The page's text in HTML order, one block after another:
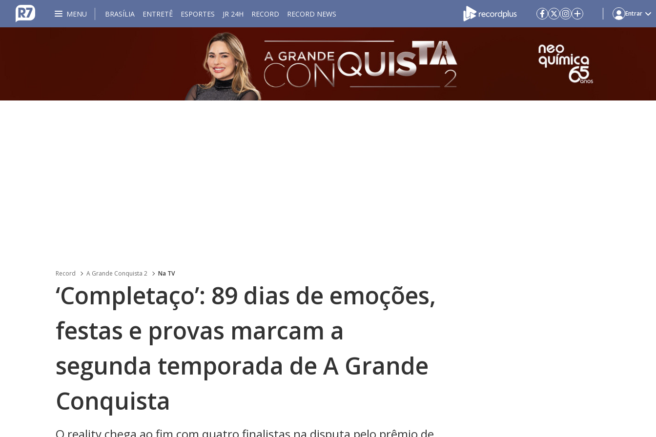
MENU BRASÍLIA ENTRETÊ ESPORTES JR 24H RECORD RECORD NEWS Entrar
Record A Grande Conquista 2 Na TV
‘Completaço’: 89 dias de emoções,
festas e provas marcam a
segunda temporada de A Grande
Conquista